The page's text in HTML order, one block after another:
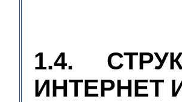
1.4.
ИНТЕРНЕТ